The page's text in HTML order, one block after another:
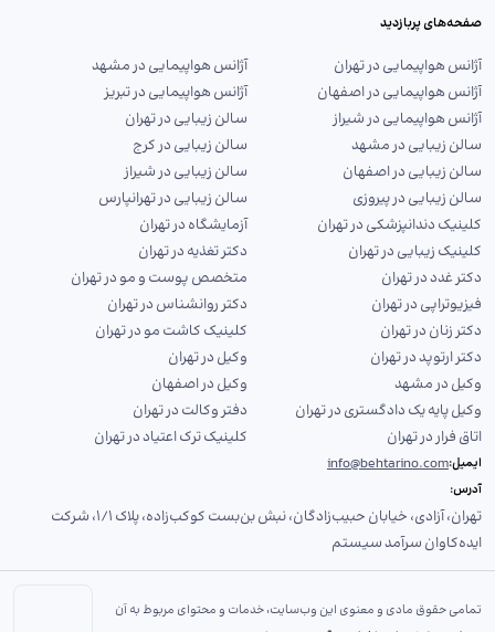
صفحه‌های پربازدید
آژانس هواپیمایی در تهران
آژانس هواپیمایی در مشهد
آژانس هواپیمایی در اصفهان
آژانس هواپیمایی در تبریز
آژانس هواپیمایی در شیراز
سالن زیبایی در تهران
سالن زیبایی در مشهد
سالن زیبایی در کرج
سالن زیبایی در اصفهان
سالن زیبایی در شیراز
سالن زیبایی در پیروزی
سالن زیبایی در تهرانپارس
کلینیک دندانپزشکی در تهران
آزمایشگاه در تهران
کلینیک زیبایی در تهران
دکتر تغذیه در تهران
دکتر غدد در تهران
متخصص پوست و مو در تهران
فیزیوتراپی در تهران
دکتر روانشناس در تهران
دکتر زنان در تهران
کلینیک کاشت مو در تهران
دکتر ارتوپد در تهران
وکیل در تهران
وکیل در مشهد
وکیل در اصفهان
وکیل پایه یک دادگستری در تهران
دفتر وکالت در تهران
اتاق فرار در تهران
کلینیک ترک اعتیاد در تهران
ایمیل:info@behtarino.com
آدرس:
تهران، آزادی، خیابان حبیب‌زادگان، نبش بن‌بست کوکب‌زاده، پلاک ۱/۱، شرکت
ایده‌کاوان سرآمد سیستم
تمامی حقوق مادی و معنوی این وب‌سایت، خدمات و محتوای مربوط به آن